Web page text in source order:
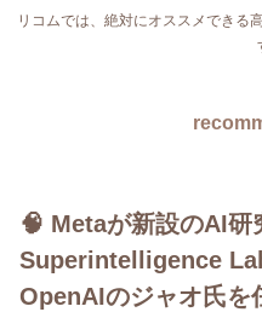
リコムでは、絶対にオススメできる
🧠 Metaが新設のAI研
Superintelligence
OpenAIのジャオ氏を